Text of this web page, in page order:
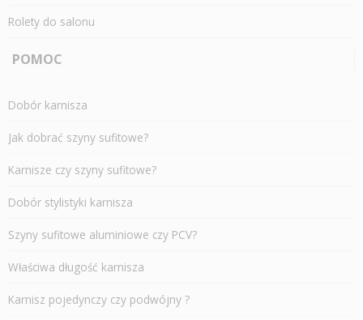
Rolety do salonu
POMOC
Dobór karnisza
Jak dobrać szyny sufitowe?
Karnisze czy szyny sufitowe?
Dobór stylistyki karnisza
Szyny sufitowe aluminiowe czy PCV?
Właściwa długość karnisza
Karnisz pojedynczy czy podwójny ?